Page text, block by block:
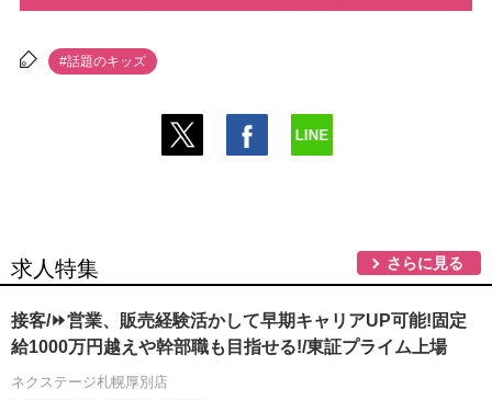
#話題のキッズ
求人特集 さらに見る
接客/⏩️営業、販売経験活かして早期キャリアUP可能!固定
給1000万円越えや幹部職も目指せる!/東証プライム上場
ネクステージ札幌厚別店